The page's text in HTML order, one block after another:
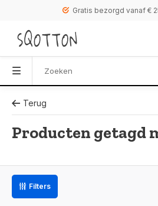
Gratis bezorgd vanaf € 25,-
Terug
Producten getagd
Filters